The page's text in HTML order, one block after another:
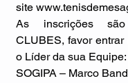
site
As inscrições
CLUBES, favor
o Líder da sua Equipe:
SOGIPA – Marco